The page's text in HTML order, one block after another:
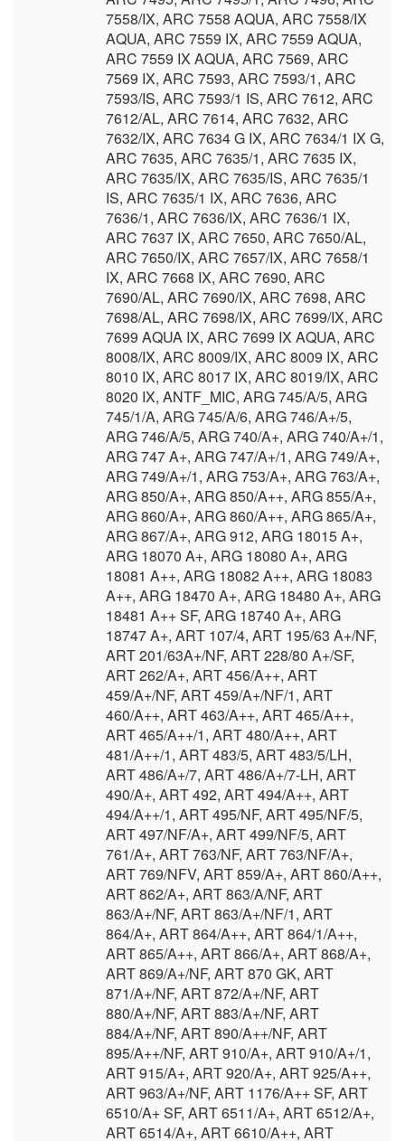
7558/IX, ARC 7558 AQUA, ARC 7558/IX
AQUA, ARC 7559 IX, ARC 7559 AQUA,
ARC 7559 IX AQUA, ARC 7569, ARC
7569 IX, ARC 7593, ARC 7593/1, ARC
7593/IS, ARC 7593/1 IS, ARC 7612, ARC
7612/AL, ARC 7614, ARC 7632, ARC
7632/IX, ARC 7634 G IX, ARC 7634/1 IX G,
ARC 7635, ARC 7635/1, ARC 7635 IX,
ARC 7635/IX, ARC 7635/IS, ARC 7635/1
IS, ARC 7635/1 IX, ARC 7636, ARC
7636/1, ARC 7636/IX, ARC 7636/1 IX,
ARC 7637 IX, ARC 7650, ARC 7650/AL,
ARC 7650/IX, ARC 7657/IX, ARC 7658/1
IX, ARC 7668 IX, ARC 7690, ARC
7690/AL, ARC 7690/IX, ARC 7698, ARC
7698/AL, ARC 7698/IX, ARC 7699/IX, ARC
7699 AQUA IX, ARC 7699 IX AQUA, ARC
8008/IX, ARC 8009/IX, ARC 8009 IX, ARC
8010 IX, ARC 8017 IX, ARC 8019/IX, ARC
8020 IX, ANTF_MIC, ARG 745/A/5, ARG
745/1/A, ARG 745/A/6, ARG 746/A+/5,
ARG 746/A/5, ARG 740/A+, ARG 740/A+/1,
ARG 747 A+, ARG 747/A+/1, ARG 749/A+,
ARG 749/A+/1, ARG 753/A+, ARG 763/A+,
ARG 850/A+, ARG 850/A++, ARG 855/A+,
ARG 860/A+, ARG 860/A++, ARG 865/A+,
ARG 867/A+, ARG 912, ARG 18015 A+,
ARG 18070 A+, ARG 18080 A+, ARG
18081 A++, ARG 18082 A++, ARG 18083
A++, ARG 18470 A+, ARG 18480 A+, ARG
18481 A++ SF, ARG 18740 A+, ARG
18747 A+, ART 107/4, ART 195/63 A+/NF,
ART 201/63A+/NF, ART 228/80 A+/SF,
ART 262/A+, ART 456/A++, ART
459/A+/NF, ART 459/A+/NF/1, ART
460/A++, ART 463/A++, ART 465/A++,
ART 465/A++/1, ART 480/A++, ART
481/A++/1, ART 483/5, ART 483/5/LH,
ART 486/A+/7, ART 486/A+/7-LH, ART
490/A+, ART 492, ART 494/A++, ART
494/A++/1, ART 495/NF, ART 495/NF/5,
ART 497/NF/A+, ART 499/NF/5, ART
761/A+, ART 763/NF, ART 763/NF/A+,
ART 769/NFV, ART 859/A+, ART 860/A++,
ART 862/A+, ART 863/A/NF, ART
863/A+/NF, ART 863/A+/NF/1, ART
864/A+, ART 864/A++, ART 864/1/A++,
ART 865/A++, ART 866/A+, ART 868/A+,
ART 869/A+/NF, ART 870 GK, ART
871/A+/NF, ART 872/A+/NF, ART
880/A+/NF, ART 883/A+/NF, ART
884/A+/NF, ART 890/A++/NF, ART
895/A++/NF, ART 910/A+, ART 910/A+/1,
ART 915/A+, ART 920/A+, ART 925/A++,
ART 963/A+/NF, ART 1176/A++ SF, ART
6510/A+ SF, ART 6511/A+, ART 6512/A+,
ART 6514/A+, ART 6610/A++, ART